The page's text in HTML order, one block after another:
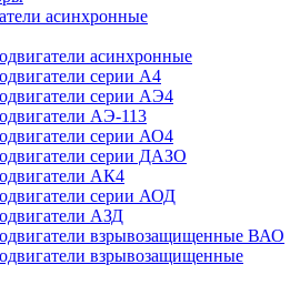
асинхронные
асинхронные
серии А4
серии АЭ4
АЭ-113
серии АО4
серии ДАЗО
АК4
серии АОД
АЗД
взрывозащищенные ВАО
взрывозащищенные